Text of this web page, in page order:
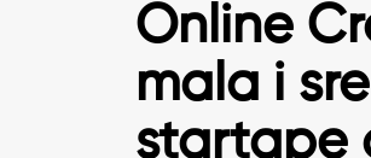
Online
mala i
startape